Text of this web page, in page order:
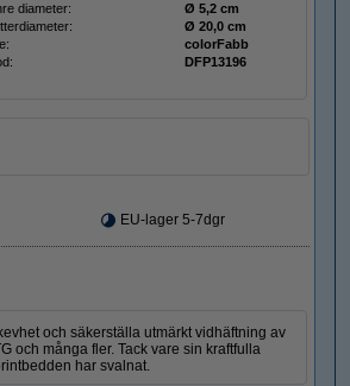
diameter:
Ø 5,2 cm
Ø 20,0 cm
colorFabb
DFP13196
EU-lager 5-7dgr
och säkerställa utmärkt vidhäftning av
och många fler. Tack vare sin kraftfulla
har svalnat.